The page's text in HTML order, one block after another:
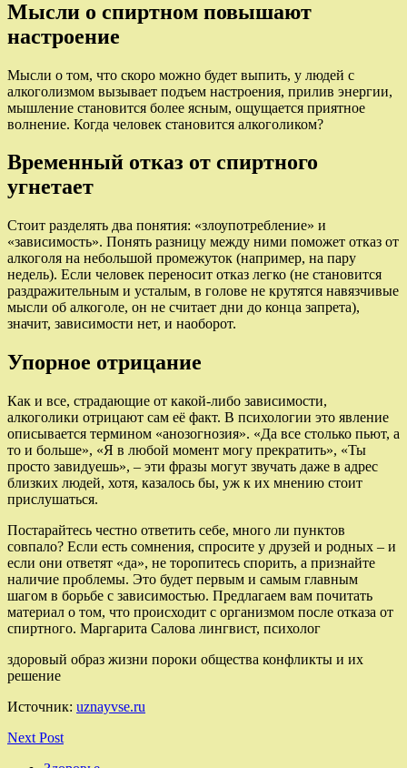
Мысли о спиртном повышают
настроение
Мысли о том, что скоро можно будет выпить, у людей с
алкоголизмом вызывает подъем настроения, прилив энергии,
мышление становится более ясным, ощущается приятное
волнение. Когда человек становится алкоголиком?
Временный отказ от спиртного
угнетает
Стоит разделять два понятия: «злоупотребление» и
«зависимость». Понять разницу между ними поможет отказ от
алкоголя на небольшой промежуток (например, на пару
недель). Если человек переносит отказ легко (не становится
раздражительным и усталым, в голове не крутятся навязчивые
мысли об алкоголе, он не считает дни до конца запрета),
значит, зависимости нет, и наоборот.
Упорное отрицание
Как и все, страдающие от какой-либо зависимости,
алкоголики отрицают сам её факт. В психологии это явление
описывается термином «анозогнозия». «Да все столько пьют, а
то и больше», «Я в любой момент могу прекратить», «Ты
просто завидуешь», – эти фразы могут звучать даже в адрес
близких людей, хотя, казалось бы, уж к их мнению стоит
прислушаться.
Постарайтесь честно ответить себе, много ли пунктов
совпало? Если есть сомнения, спросите у друзей и родных – и
если они ответят «да», не торопитесь спорить, а признайте
наличие проблемы. Это будет первым и самым главным
шагом в борьбе с зависимостью. Предлагаем вам почитать
материал о том, что происходит с организмом после отказа от
спиртного. Маргарита Салова лингвист, психолог
здоровый образ жизни пороки общества конфликты и их
решение
Источник: uznayvse.ru
Next Post